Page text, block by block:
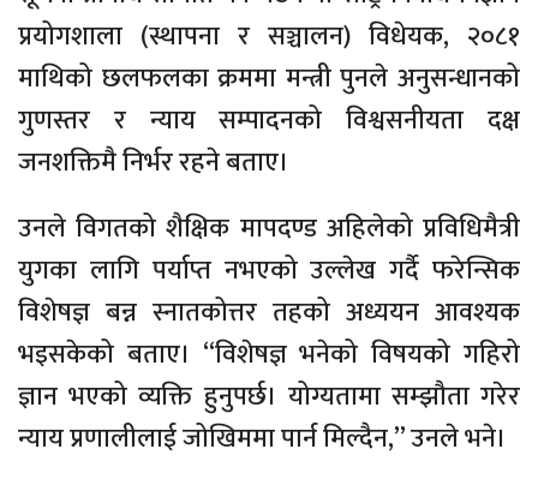
प्रयोगशाला (स्थापना र सञ्चालन) विधेयक, २०८१
माथिको छलफलका क्रममा मन्त्री पुनले अनुसन्धानको
गुणस्तर र न्याय सम्पादनको विश्वसनीयता दक्ष
जनशक्तिमै निर्भर रहने बताए।
उनले विगतको शैक्षिक मापदण्ड अहिलेको प्रविधिमैत्री
युगका लागि पर्याप्त नभएको उल्लेख गर्दै फरेन्सिक
विशेषज्ञ बन्न स्नातकोत्तर तहको अध्ययन आवश्यक
भइसकेको बताए। “विशेषज्ञ भनेको विषयको गहिरो
ज्ञान भएको व्यक्ति हुनुपर्छ। योग्यतामा सम्झौता गरेर
न्याय प्रणालीलाई जोखिममा पार्न मिल्दैन,” उनले भने।